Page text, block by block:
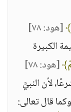
[هود: ٧٨]
الكبيرة
[هود: ٧٨]
لأن النبيَّ
قال تعالى: